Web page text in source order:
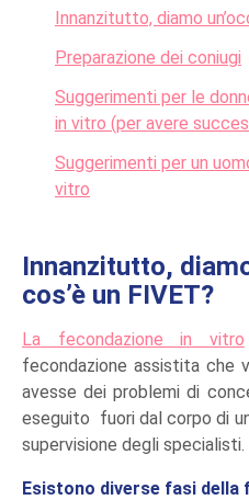
Innanzitutto, diamo
Preparazione dei coniugi
Suggerimenti per le
in vitro (per avere
Suggerimenti per un
vitro
Innanzitutto,
cos’è un FIVET?
La fecondazione in vitro
fecondazione assistita che
avesse dei problemi di
eseguito fuori dal corpo di
supervisione degli specialisti.
Esistono diverse fasi della